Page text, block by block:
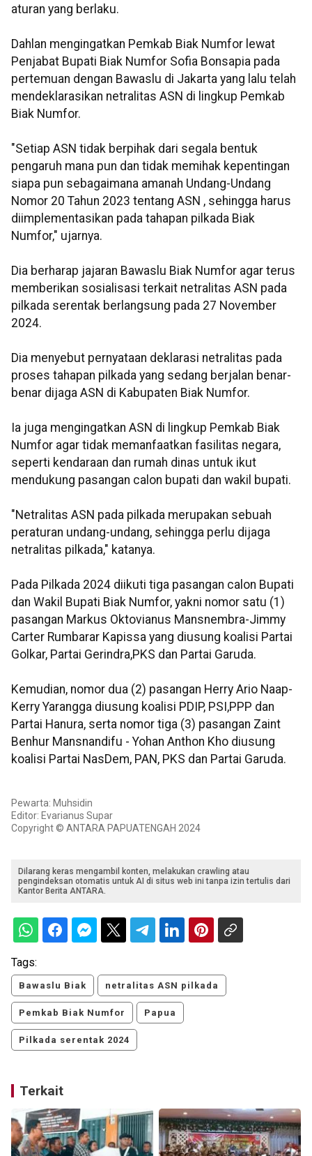
aturan yang berlaku.
Dahlan mengingatkan Pemkab Biak Numfor lewat
Penjabat Bupati Biak Numfor Sofia Bonsapia pada
pertemuan dengan Bawaslu di Jakarta yang lalu telah
mendeklarasikan netralitas ASN di lingkup Pemkab
Biak Numfor.
"Setiap ASN tidak berpihak dari segala bentuk
pengaruh mana pun dan tidak memihak kepentingan
siapa pun sebagaimana amanah Undang-Undang
Nomor 20 Tahun 2023 tentang ASN , sehingga harus
diimplementasikan pada tahapan pilkada Biak
Numfor," ujarnya.
Dia berharap jajaran Bawaslu Biak Numfor agar terus
memberikan sosialisasi terkait netralitas ASN pada
pilkada serentak berlangsung pada 27 November
2024.
Dia menyebut pernyataan deklarasi netralitas pada
proses tahapan pilkada yang sedang berjalan benar-
benar dijaga ASN di Kabupaten Biak Numfor.
Ia juga mengingatkan ASN di lingkup Pemkab Biak
Numfor agar tidak memanfaatkan fasilitas negara,
seperti kendaraan dan rumah dinas untuk ikut
mendukung pasangan calon bupati dan wakil bupati.
"Netralitas ASN pada pilkada merupakan sebuah
peraturan undang-undang, sehingga perlu dijaga
netralitas pilkada," katanya.
Pada Pilkada 2024 diikuti tiga pasangan calon Bupati
dan Wakil Bupati Biak Numfor, yakni nomor satu (1)
pasangan Markus Oktovianus Mansnembra-Jimmy
Carter Rumbarar Kapissa yang diusung koalisi Partai
Golkar, Partai Gerindra,PKS dan Partai Garuda.
Kemudian, nomor dua (2) pasangan Herry Ario Naap-
Kerry Yarangga diusung koalisi PDIP, PSI,PPP dan
Partai Hanura, serta nomor tiga (3) pasangan Zaint
Benhur Mansnandifu - Yohan Anthon Kho diusung
koalisi Partai NasDem, PAN, PKS dan Partai Garuda.
Pewarta: Muhsidin
Editor: Evarianus Supar
Copyright © ANTARA PAPUATENGAH 2024
Dilarang keras mengambil konten, melakukan crawling atau
pengindeksan otomatis untuk AI di situs web ini tanpa izin tertulis dari
Kantor Berita ANTARA.
Tags:
Bawaslu Biak netralitas ASN pilkada
Pemkab Biak Numfor Papua
Pilkada serentak 2024
Terkait